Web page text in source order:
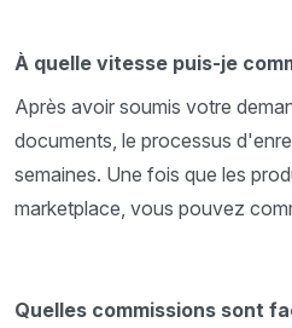
À quelle vitesse puis-je
Après avoir soumis votre
documents, le processus
semaines. Une fois que les
marketplace, vous pouvez
Quelles commissions sont